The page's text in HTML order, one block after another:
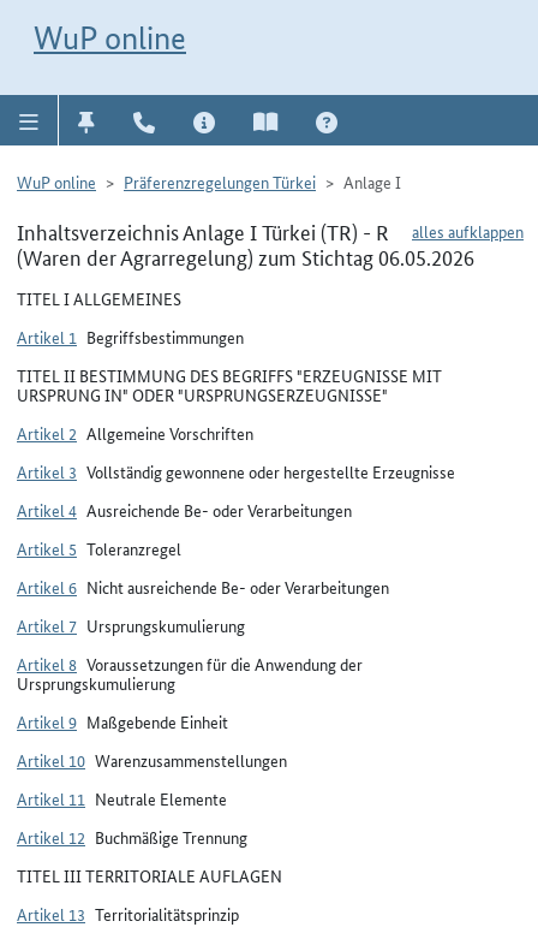
WuP online
WuP online Präferenzregelungen Türkei Anlage I
alles aufklappen
Inhaltsverzeichnis Anlage I Türkei (TR) - R
(Waren der Agrarregelung) zum Stichtag 06.05.2026
TITEL I ALLGEMEINES
Artikel 1 Begriffsbestimmungen
TITEL II BESTIMMUNG DES BEGRIFFS "ERZEUGNISSE MIT
URSPRUNG IN" ODER "URSPRUNGSERZEUGNISSE"
Artikel 2 Allgemeine Vorschriften
Artikel 3 Vollständig gewonnene oder hergestellte Erzeugnisse
Artikel 4 Ausreichende Be- oder Verarbeitungen
Artikel 5 Toleranzregel
Artikel 6 Nicht ausreichende Be- oder Verarbeitungen
Artikel 7 Ursprungskumulierung
Artikel 8 Voraussetzungen für die Anwendung der
Ursprungskumulierung
Artikel 9 Maßgebende Einheit
Artikel 10 Warenzusammenstellungen
Artikel 11 Neutrale Elemente
Artikel 12 Buchmäßige Trennung
TITEL III TERRITORIALE AUFLAGEN
Artikel 13 Territorialitätsprinzip